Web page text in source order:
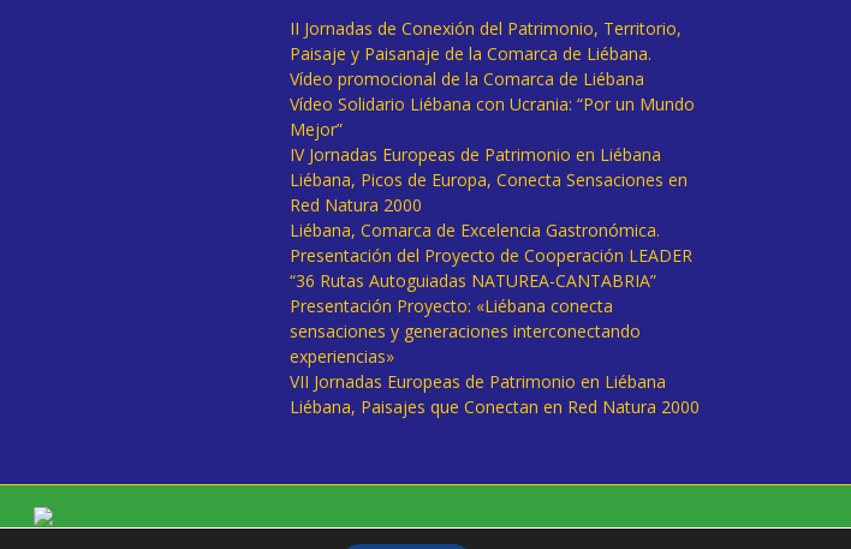
II Jornadas de Conexión del Patrimonio, Territorio,
Paisaje y Paisanaje de la Comarca de Liébana.
Vídeo promocional de la Comarca de Liébana
Vídeo Solidario Liébana con Ucrania: “Por un Mundo
Mejor”
IV Jornadas Europeas de Patrimonio en Liébana
Liébana, Picos de Europa, Conecta Sensaciones en
Red Natura 2000
Liébana, Comarca de Excelencia Gastronómica.
Presentación del Proyecto de Cooperación LEADER
“36 Rutas Autoguiadas NATUREA-CANTABRIA”
Presentación Proyecto: «Liébana conecta
sensaciones y generaciones interconectando
experiencias»
VII Jornadas Europeas de Patrimonio en Liébana
Liébana, Paisajes que Conectan en Red Natura 2000